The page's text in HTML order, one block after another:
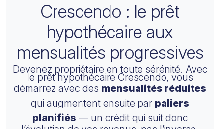
Crescendo : le prêt
hypothécaire aux
mensualités progressives
Devenez propriétaire en toute sérénité. Avec
le prêt hypothécaire Crescendo, vous
démarrez avec des mensualités réduites
qui augmentent ensuite par paliers
planifiés — un crédit qui suit donc